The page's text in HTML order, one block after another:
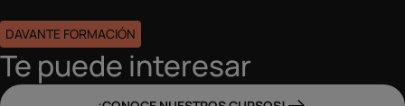
DAVANTE FORMACIÓN
Te puede interesar